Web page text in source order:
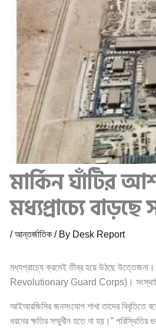
মার্কিন ঘাঁটির
মধ্যপ্রাচ্যে
/আন্তর্জাতিক/ By Desk Report
মধ্যপ্রাচ্যে ক্রমেই তীব্র হয়ে উঠছে উত্তেজনা।
Revolutionary Guard Corps)। সংস্থাটি এক
আইআরজিসির জনসংযোগ শাখা তাদের বিবৃতিতে
ধরনের ক্ষতির সম্মুখীন হতে না হয়।” পরিস্থিতির